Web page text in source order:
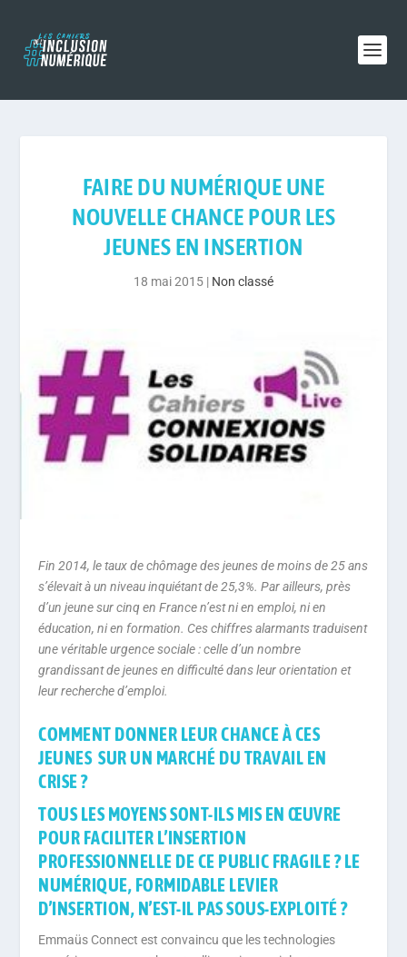
FAIRE DU NUMÉRIQUE UNE
NOUVELLE CHANCE POUR LES
JEUNES EN INSERTION
18 mai 2015 | Non classé
Fin 2014, le taux de chômage des jeunes de moins de 25 ans
s’élevait à un niveau inquiétant de 25,3%. Par ailleurs, près
d’un jeune sur cinq en France n’est ni en emploi, ni en
éducation, ni en formation. Ces chiffres alarmants traduisent
une véritable urgence sociale : celle d’un nombre
grandissant de jeunes en difficulté dans leur orientation et
leur recherche d’emploi.
COMMENT DONNER LEUR CHANCE À CES
JEUNES SUR UN MARCHÉ DU TRAVAIL EN
CRISE ?
TOUS LES MOYENS SONT-ILS MIS EN ŒUVRE
POUR FACILITER L’INSERTION
PROFESSIONNELLE DE CE PUBLIC FRAGILE ? LE
NUMÉRIQUE, FORMIDABLE LEVIER
D’INSERTION, N’EST-IL PAS SOUS-EXPLOITÉ ?
Emmaüs Connect est convaincu que les technologies